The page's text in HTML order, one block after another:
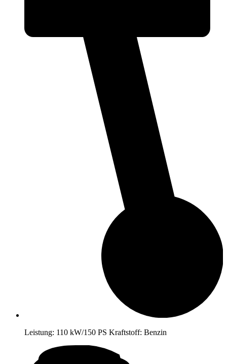
Leistung: 110 kW/150 PS Kraftstoff: Benzin